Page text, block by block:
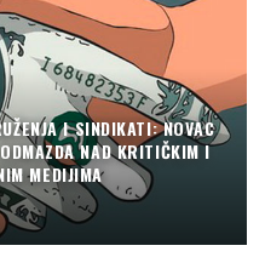
I SINDIKATI: NOVAC
NAD KRITIČKIM I
MEDIJIMA